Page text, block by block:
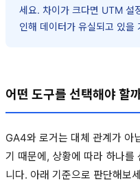
세요. 차이가 크다면 UTM 설
인해 데이터가 유실되고 있을
어떤 도구를 선택해야 할
GA4와 로거는 대체 관계가 아
기 때문에, 상황에 따라 하나를
니다. 아래 기준으로 판단해보